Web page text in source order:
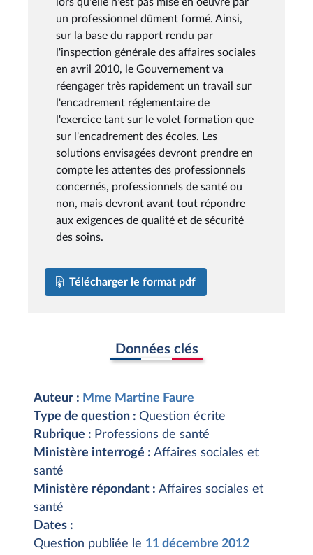
un professionnel dûment formé. Ainsi,
sur la base du rapport rendu par
l'inspection générale des affaires sociales
en avril 2010, le Gouvernement va
réengager très rapidement un travail sur
l'encadrement réglementaire de
l'exercice tant sur le volet formation que
sur l'encadrement des écoles. Les
solutions envisagées devront prendre en
compte les attentes des professionnels
concernés, professionnels de santé ou
non, mais devront avant tout répondre
aux exigences de qualité et de sécurité
des soins.
Télécharger le format pdf
Données clés
Auteur : Mme Martine Faure
Type de question : Question écrite
Rubrique : Professions de santé
Ministère interrogé : Affaires sociales et
santé
Ministère répondant : Affaires sociales et
santé
Dates :
Question publiée le 11 décembre 2012